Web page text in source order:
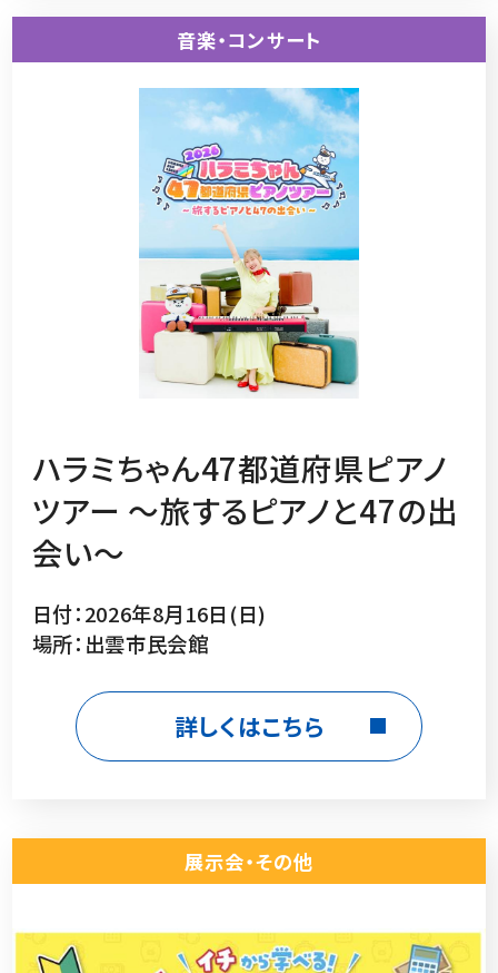
音楽・コンサート
ハラミちゃん47都道府県ピアノ
ツアー 〜旅するピアノと47の出
会い〜
日付：2026年8月16日(日)
場所：出雲市民会館
詳しくはこちら
展示会・その他